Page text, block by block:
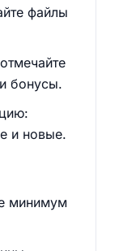
файлы
бонусы.
и новые.
минимум